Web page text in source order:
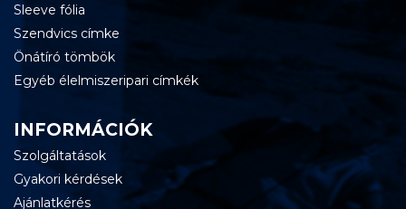
Sleeve fólia
Szendvics címke
Önátíró tömbök
Egyéb élelmiszeripari címkék
INFORMÁCIÓK
Szolgáltatások
Gyakori kérdések
Ajánlatkérés